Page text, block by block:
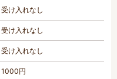
受け入れなし
受け入れなし
受け入れなし
1000円